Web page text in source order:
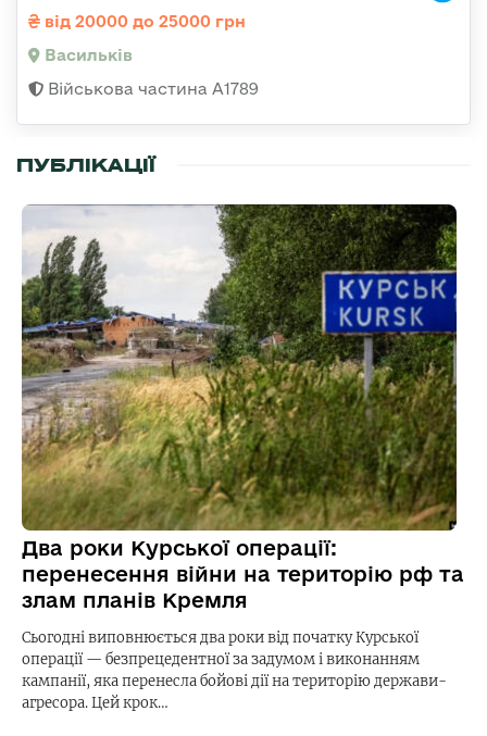
від 20000 до 25000 грн
Васильків
Військова частина А1789
ПУБЛІКАЦІЇ
Два роки Курської операції:
перенесення війни на територію рф та
злам планів Кремля
Сьогодні виповнюється два роки від початку Курської
операції — безпрецедентної за задумом і виконанням
кампанії, яка перенесла бойові дії на територію держави-
агресора. Цей крок…